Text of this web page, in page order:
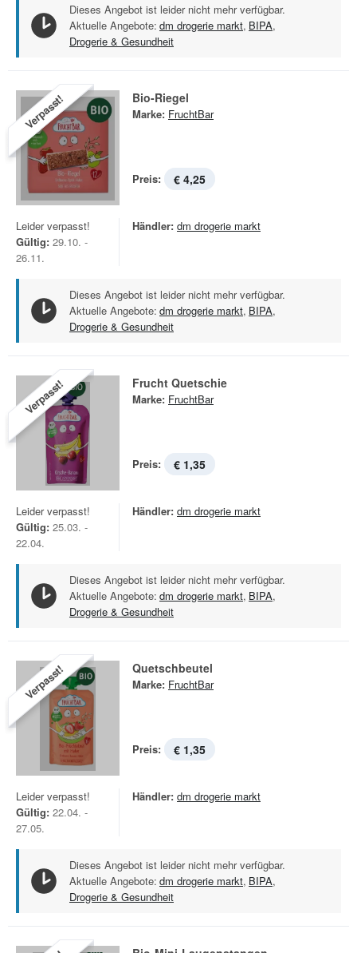
Dieses Angebot ist leider nicht mehr verfügbar.
Aktuelle Angebote: dm drogerie markt, BIPA,
Drogerie & Gesundheit
Verpasst! Bio-Riegel
Marke: FruchtBar
Preis: € 4,25
Leider verpasst!
Gültig: 29.10. -
26.11.
Händler: dm drogerie markt
Dieses Angebot ist leider nicht mehr verfügbar.
Aktuelle Angebote: dm drogerie markt, BIPA,
Drogerie & Gesundheit
Verpasst! Frucht Quetschie
Marke: FruchtBar
Preis: € 1,35
Leider verpasst!
Gültig: 25.03. -
22.04.
Händler: dm drogerie markt
Dieses Angebot ist leider nicht mehr verfügbar.
Aktuelle Angebote: dm drogerie markt, BIPA,
Drogerie & Gesundheit
Verpasst! Quetschbeutel
Marke: FruchtBar
Preis: € 1,35
Leider verpasst!
Gültig: 22.04. -
27.05.
Händler: dm drogerie markt
Dieses Angebot ist leider nicht mehr verfügbar.
Aktuelle Angebote: dm drogerie markt, BIPA,
Drogerie & Gesundheit